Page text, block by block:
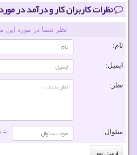
نظرات کاربران کار و درآمد در
نظر شما در مورد این
نام:
ایمیل:
نظر:
سئوال: = ۵ بعلاوه ۳